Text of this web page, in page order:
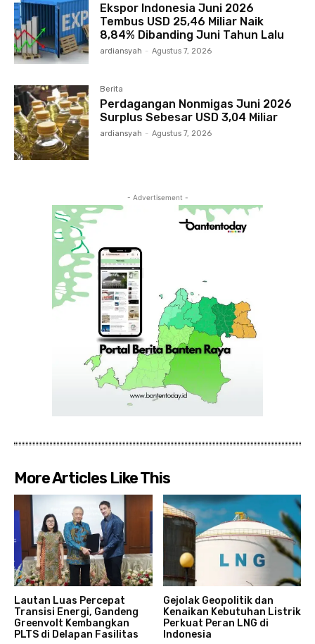
Ekspor Indonesia Juni 2026
Tembus USD 25,46 Miliar Naik
8,84% Dibanding Juni Tahun Lalu
ardiansyah - Agustus 7, 2026
Berita
Perdagangan Nonmigas Juni 2026
Surplus Sebesar USD 3,04 Miliar
ardiansyah - Agustus 7, 2026
- Advertisement -
More Articles Like This
Lautan Luas Percepat
Transisi Energi, Gandeng
Greenvolt Kembangkan
PLTS di Delapan Fasilitas
Gejolak Geopolitik dan
Kenaikan Kebutuhan Listrik
Perkuat Peran LNG di
Indonesia